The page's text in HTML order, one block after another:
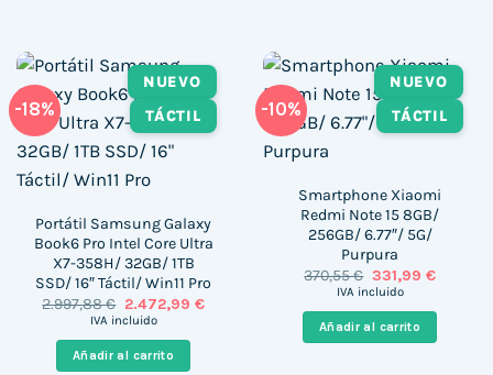
-18%
NUEVO
TÁCTIL
Portátil Samsung Galaxy
Book6 Pro Intel Core Ultra
X7-358H/ 32GB/ 1TB
SSD/ 16″ Táctil/ Win11 Pro
2.997,88€ El
precio
era:
2.997,88 €.
2.472,99 €El
IVA incluido
Añadir al carrito
-10%
NUEVO
TÁCTIL
Smartphone Xiaomi
Redmi Note 15 8GB/
256GB/ 6.77″/ 5G/
Purpura
370,55€ El
precio
era:
370,55 €.
331,99 €El
es:
331,99
IVA incluido
Añadir al carrito